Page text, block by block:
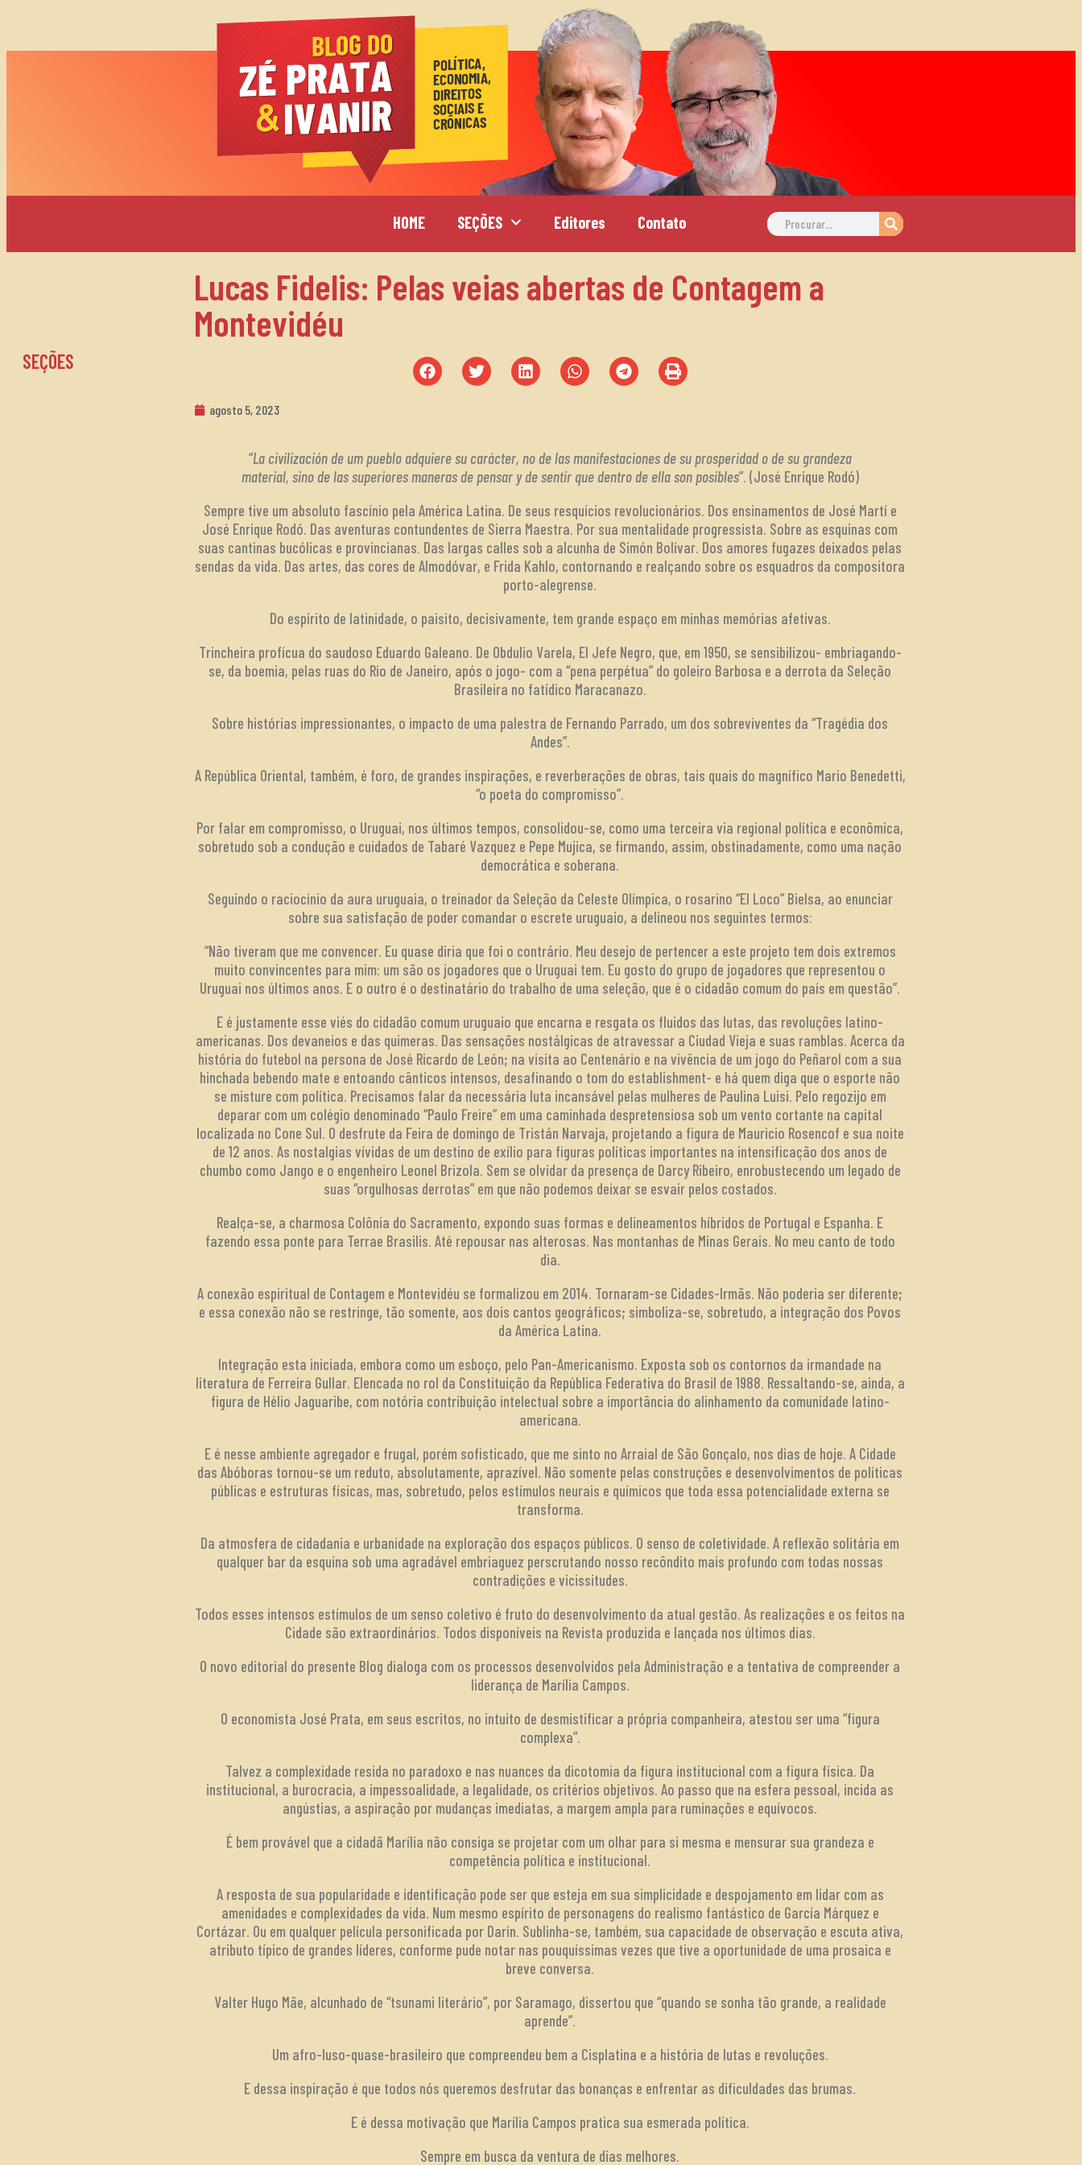
HOME SEÇÕES Editores Contato
SEÇÕES
Lucas Fidelis: Pelas veias abertas de Contagem a
Montevidéu
agosto 5, 2023
“La civilización de um pueblo adquiere su carácter, no de las manifestaciones de su prosperidad o de su grandeza
material, sino de las superiores maneras de pensar y de sentir que dentro de ella son posibles”. (José Enrique Rodó)
Sempre tive um absoluto fascínio pela América Latina. De seus resquícios revolucionários. Dos ensinamentos de José Martí e
José Enrique Rodó. Das aventuras contundentes de Sierra Maestra. Por sua mentalidade progressista. Sobre as esquinas com
suas cantinas bucólicas e provincianas. Das largas calles sob a alcunha de Simón Bolívar. Dos amores fugazes deixados pelas
sendas da vida. Das artes, das cores de Almodóvar, e Frida Kahlo, contornando e realçando sobre os esquadros da compositora
porto-alegrense.
Do espírito de latinidade, o paisito, decisivamente, tem grande espaço em minhas memórias afetivas.
Trincheira profícua do saudoso Eduardo Galeano. De Obdulio Varela, El Jefe Negro, que, em 1950, se sensibilizou- embriagando-
se, da boemia, pelas ruas do Rio de Janeiro, após o jogo- com a “pena perpétua” do goleiro Barbosa e a derrota da Seleção
Brasileira no fatídico Maracanazo.
Sobre histórias impressionantes, o impacto de uma palestra de Fernando Parrado, um dos sobreviventes da “Tragédia dos
Andes”.
A República Oriental, também, é foro, de grandes inspirações, e reverberações de obras, tais quais do magnífico Mario Benedetti,
“o poeta do compromisso”.
Por falar em compromisso, o Uruguai, nos últimos tempos, consolidou-se, como uma terceira via regional política e econômica,
sobretudo sob a condução e cuidados de Tabaré Vazquez e Pepe Mujica, se firmando, assim, obstinadamente, como uma nação
democrática e soberana.
Seguindo o raciocínio da aura uruguaia, o treinador da Seleção da Celeste Olímpica, o rosarino “El Loco” Bielsa, ao enunciar
sobre sua satisfação de poder comandar o escrete uruguaio, a delineou nos seguintes termos:
“Não tiveram que me convencer. Eu quase diria que foi o contrário. Meu desejo de pertencer a este projeto tem dois extremos
muito convincentes para mim: um são os jogadores que o Uruguai tem. Eu gosto do grupo de jogadores que representou o
Uruguai nos últimos anos. E o outro é o destinatário do trabalho de uma seleção, que é o cidadão comum do país em questão”.
E é justamente esse viés do cidadão comum uruguaio que encarna e resgata os fluidos das lutas, das revoluções latino-
americanas. Dos devaneios e das quimeras. Das sensações nostálgicas de atravessar a Ciudad Vieja e suas ramblas. Acerca da
história do futebol na persona de José Ricardo de León; na visita ao Centenário e na vivência de um jogo do Peñarol com a sua
hinchada bebendo mate e entoando cânticos intensos, desafinando o tom do establishment- e há quem diga que o esporte não
se misture com política. Precisamos falar da necessária luta incansável pelas mulheres de Paulina Luisi. Pelo regozijo em
deparar com um colégio denominado “Paulo Freire” em uma caminhada despretensiosa sob um vento cortante na capital
localizada no Cone Sul. O desfrute da Feira de domingo de Tristán Narvaja, projetando a figura de Mauricio Rosencof e sua noite
de 12 anos. As nostalgias vívidas de um destino de exílio para figuras políticas importantes na intensificação dos anos de
chumbo como Jango e o engenheiro Leonel Brizola. Sem se olvidar da presença de Darcy Ribeiro, enrobustecendo um legado de
suas “orgulhosas derrotas” em que não podemos deixar se esvair pelos costados.
Realça-se, a charmosa Colônia do Sacramento, expondo suas formas e delineamentos híbridos de Portugal e Espanha. E
fazendo essa ponte para Terrae Brasilis. Até repousar nas alterosas. Nas montanhas de Minas Gerais. No meu canto de todo
dia.
A conexão espiritual de Contagem e Montevidéu se formalizou em 2014. Tornaram-se Cidades-Irmãs. Não poderia ser diferente;
e essa conexão não se restringe, tão somente, aos dois cantos geográficos; simboliza-se, sobretudo, a integração dos Povos
da América Latina.
Integração esta iniciada, embora como um esboço, pelo Pan-Americanismo. Exposta sob os contornos da irmandade na
literatura de Ferreira Gullar. Elencada no rol da Constituição da República Federativa do Brasil de 1988. Ressaltando-se, ainda, a
figura de Hélio Jaguaribe, com notória contribuição intelectual sobre a importância do alinhamento da comunidade latino-
americana.
E é nesse ambiente agregador e frugal, porém sofisticado, que me sinto no Arraial de São Gonçalo, nos dias de hoje. A Cidade
das Abóboras tornou-se um reduto, absolutamente, aprazível. Não somente pelas construções e desenvolvimentos de políticas
públicas e estruturas físicas, mas, sobretudo, pelos estímulos neurais e químicos que toda essa potencialidade externa se
transforma.
Da atmosfera de cidadania e urbanidade na exploração dos espaços públicos. O senso de coletividade. A reflexão solitária em
qualquer bar da esquina sob uma agradável embriaguez perscrutando nosso recôndito mais profundo com todas nossas
contradições e vicissitudes.
Todos esses intensos estímulos de um senso coletivo é fruto do desenvolvimento da atual gestão. As realizações e os feitos na
Cidade são extraordinários. Todos disponíveis na Revista produzida e lançada nos últimos dias.
O novo editorial do presente Blog dialoga com os processos desenvolvidos pela Administração e a tentativa de compreender a
liderança de Marília Campos.
O economista José Prata, em seus escritos, no intuito de desmistificar a própria companheira, atestou ser uma “figura
complexa”.
Talvez a complexidade resida no paradoxo e nas nuances da dicotomia da figura institucional com a figura física. Da
institucional, a burocracia, a impessoalidade, a legalidade, os critérios objetivos. Ao passo que na esfera pessoal, incida as
angústias, a aspiração por mudanças imediatas, a margem ampla para ruminações e equívocos.
É bem provável que a cidadã Marília não consiga se projetar com um olhar para si mesma e mensurar sua grandeza e
competência política e institucional.
A resposta de sua popularidade e identificação pode ser que esteja em sua simplicidade e despojamento em lidar com as
amenidades e complexidades da vida. Num mesmo espírito de personagens do realismo fantástico de García Márquez e
Cortázar. Ou em qualquer película personificada por Darín. Sublinha-se, também, sua capacidade de observação e escuta ativa,
atributo típico de grandes líderes, conforme pude notar nas pouquíssimas vezes que tive a oportunidade de uma prosaica e
breve conversa.
Valter Hugo Mãe, alcunhado de “tsunami literário”, por Saramago, dissertou que “quando se sonha tão grande, a realidade
aprende”.
Um afro-luso-quase-brasileiro que compreendeu bem a Cisplatina e a história de lutas e revoluções.
E dessa inspiração é que todos nós queremos desfrutar das bonanças e enfrentar as dificuldades das brumas.
E é dessa motivação que Marília Campos pratica sua esmerada política.
Sempre em busca da ventura de dias melhores.